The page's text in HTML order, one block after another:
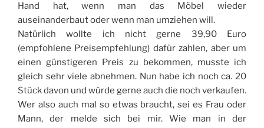
Hand hat, wenn man das Möbel wieder
auseinanderbaut oder wenn man umziehen will.
Natürlich wollte ich nicht gerne 39,90 Euro
(empfohlene Preisempfehlung) dafür zahlen, aber um
einen günstigeren Preis zu bekommen, musste ich
gleich sehr viele abnehmen. Nun habe ich noch ca. 20
Stück davon und würde gerne auch die noch verkaufen.
Wer also auch mal so etwas braucht, sei es Frau oder
Mann, der melde sich bei mir. Wie man in der